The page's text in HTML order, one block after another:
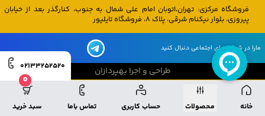
خانه محصولات حساب کاربری تماس باما
0
سبد خرید
02133252520
فروشگاه مرکزی: تهران،اتوبان امام علی شمال به جنوب، کنارگذر بعد از خیابان
پیروزی، بلوار نیکنام شرقی، پلاک 8، فروشگاه تایلیور
مارا در شبکه های اجتماعی دنبال کنید
طراحی و اجرا بهپردازان
طراحی و اجرا بهپردازان